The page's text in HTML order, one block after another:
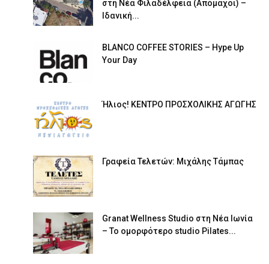
στη Νέα Φιλαδέλφεια (Απόμαχοι) –
Ιδανική...
BLANCO COFFEE STORIES – Hype Up
Your Day
Ήλιος! ΚΕΝΤΡΟ ΠΡΟΣΧΟΛΙΚΗΣ ΑΓΩΓΗΣ
Γραφεία Τελετών: Μιχάλης Τάμπας
Granat Wellness Studio στη Νέα Ιωνία
– Το ομορφότερο studio Pilates...